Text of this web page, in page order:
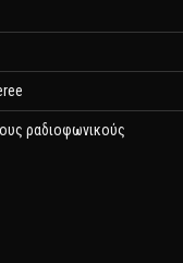
ραδιοφωνικούς